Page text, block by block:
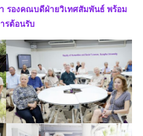
รองคณบดีฝ่ายวิเทศสัมพันธ์ พร้อม
รต้อนรับ